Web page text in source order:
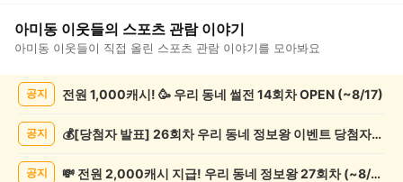
아미동 이웃들의 스포츠 관람이야기
아미동 이웃들이 직접 올린 스포츠 관람 이야기를 모아봐요
공지 전원 1,000캐시! 🥳 우리 동네 썰전 14회차 OPEN (~8/17)
공지 💰[당첨자 발표] 26회차 우리 동네 정보왕 이벤트 당첨자를 발표합니다!
공지 💸 전원 2,000캐시 지급! 우리 동네 정보왕 27회차 (~8/10)